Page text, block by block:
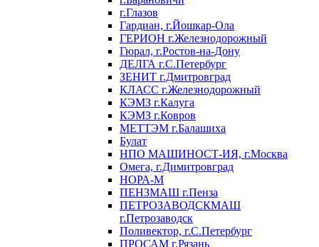
г.Глазов
Гардиан, г.Йошкар-Ола
ГЕРИОН г.Железнодорожный
Гюрал, г.Ростов-на-Дону
ДЕЛГА г.С.Петербург
ЗЕНИТ г.Дмитровград
КЛАСС г.Железнодорожный
КЭМЗ г.Калуга
КЭМЗ г.Ковров
МЕТТЭМ г.Балашиха
Булат
НПО МАШИНОСТ-ИЯ, г.Москва
Омега, г.Димитровград
НОРА-М
ПЕНЗМАШ г.Пенза
ПЕТРОЗАВОДСКМАШ
г.Петрозаводск
Поливектор, г.С.Петербург
ПРОСАМ г.Рязань